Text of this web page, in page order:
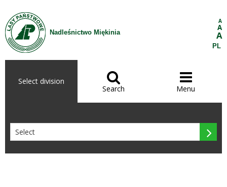
Skip to Content
Nadleśnictwo Miękinia
A
A
A
PL
Select division 
Search

Menu
